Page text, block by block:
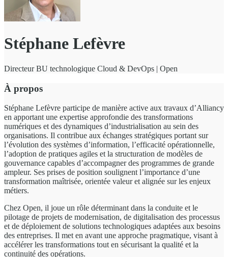
Stéphane Lefèvre
Directeur BU technologique Cloud & DevOps | Open
À propos
Stéphane Lefèvre participe de manière active aux travaux d’Alliancy
en apportant une expertise approfondie des transformations
numériques et des dynamiques d’industrialisation au sein des
organisations. Il contribue aux échanges stratégiques portant sur
l’évolution des systèmes d’information, l’efficacité opérationnelle,
l’adoption de pratiques agiles et la structuration de modèles de
gouvernance capables d’accompagner des programmes de grande
ampleur. Ses prises de position soulignent l’importance d’une
transformation maîtrisée, orientée valeur et alignée sur les enjeux
métiers.
Chez Open, il joue un rôle déterminant dans la conduite et le
pilotage de projets de modernisation, de digitalisation des processus
et de déploiement de solutions technologiques adaptées aux besoins
des entreprises. Il met en avant une approche pragmatique, visant à
accélérer les transformations tout en sécurisant la qualité et la
continuité des opérations.